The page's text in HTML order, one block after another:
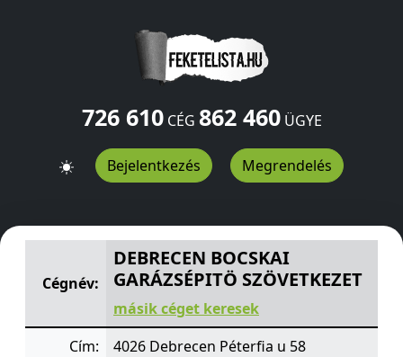
726 610CÉG 862 460ÜGYE
Bejelentkezés Megrendelés
DEBRECEN BOCSKAI GARÁZSÉPITÖ SZÖVETKEZET
Cégnév:
DEBRECEN BOCSKAI
GARÁZSÉPITÖ SZÖVETKEZET
másik céget keresek
Cím:
4026 Debrecen Péterfia u 58